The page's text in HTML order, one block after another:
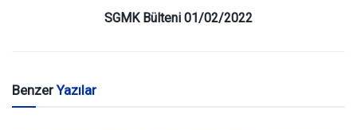
SGMK Bülteni 01/02/2022
BenzerYazılar
YURTDIŞI PIYASALAR